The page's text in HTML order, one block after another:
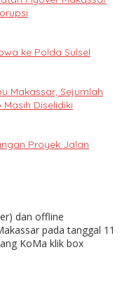
ke Polda Sulsel
Makassar, Sejumlah
Diselidiki
Proyek Jalan
dan offline
pada tanggal 11
KoMa klik box